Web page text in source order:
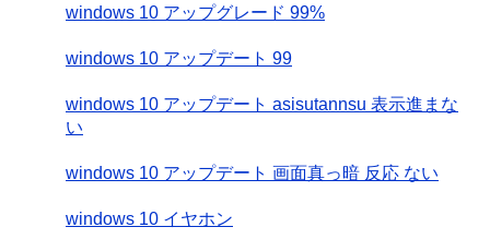
windows 10 アップグレード 99%
windows 10 アップデート 99
windows 10 アップデート asisutannsu 表示進まな
い
windows 10 アップデート 画面真っ暗 反応 ない
windows 10 イヤホン